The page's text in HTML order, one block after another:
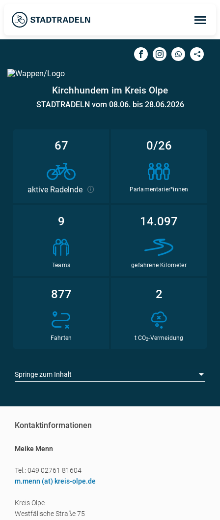
Kirchhundem im Kreis Olpe
STADTRADELN vom 08.06. bis 28.06.2026
67
aktive Radelnde
0/26
Parlamentarier*innen
9
Teams
14.097
gefahrene Kilometer
877
Fahrten
2
t CO2-Vermeidung
Springe zum Inhalt
Kontaktinformationen
Meike Menn
Tel.: 049 02761 81604
m.menn (at) kreis-olpe.de
Kreis Olpe
Westfälische Straße 75